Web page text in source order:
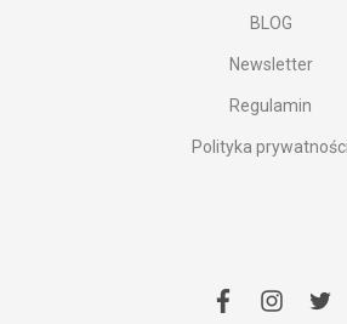
BLOG
Newsletter
Regulamin
Polityka prywatności
facebook